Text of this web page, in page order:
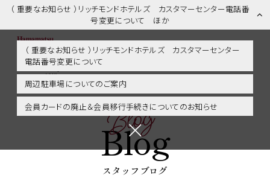
（ 重要なお知らせ ）リッチモンドホテルズ カスタマーセンター電話番
号変更について ほか
（ 重要なお知らせ ）リッチモンドホテルズ カスタマーセンター
電話番号変更について
周辺駐車場についてのご案内
会員カードの廃止＆会員移行手続きについてのお知らせ
スタッフブログ | 浜松市内・掛川・静岡エリアに好アクセス！リッチモ
ンドホテル浜松
Blog
Blog
スタッフブログ